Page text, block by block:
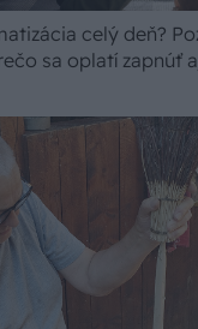
celý deň?
sa oplatí zapnúť